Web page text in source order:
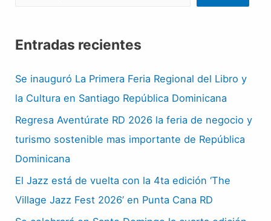
Entradas recientes
Se inauguró La Primera Feria Regional del Libro y
la Cultura en Santiago República Dominicana
Regresa Aventúrate RD 2026 la feria de negocio y
turismo sostenible mas importante de República
Dominicana
El Jazz está de vuelta con la 4ta edición ‘The
Village Jazz Fest 2026’ en Punta Cana RD